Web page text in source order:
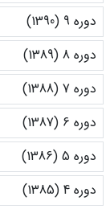
دوره 9 (1390)
دوره 8 (1389)
دوره 7 (1388)
دوره 6 (1387)
دوره 5 (1386)
دوره 4 (1385)